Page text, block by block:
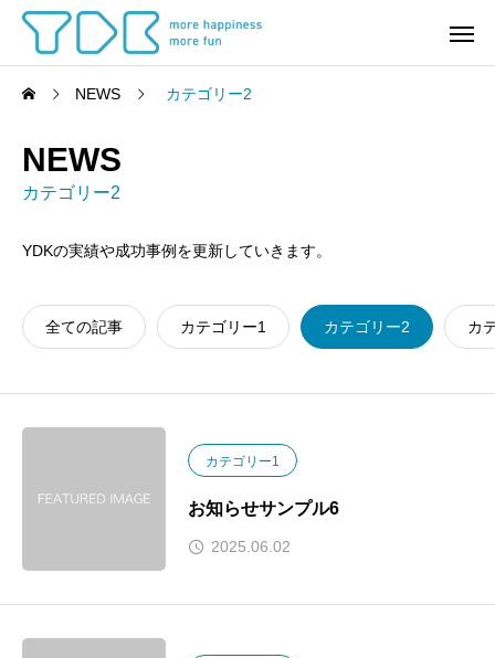
NEWS カテゴリー2
NEWS
カテゴリー2
YDKの実績や成功事例を更新していきます。
全ての記事 カテゴリー1 カテゴリー2 カ
カテゴリー1
お知らせサンプル6
2025.06.02